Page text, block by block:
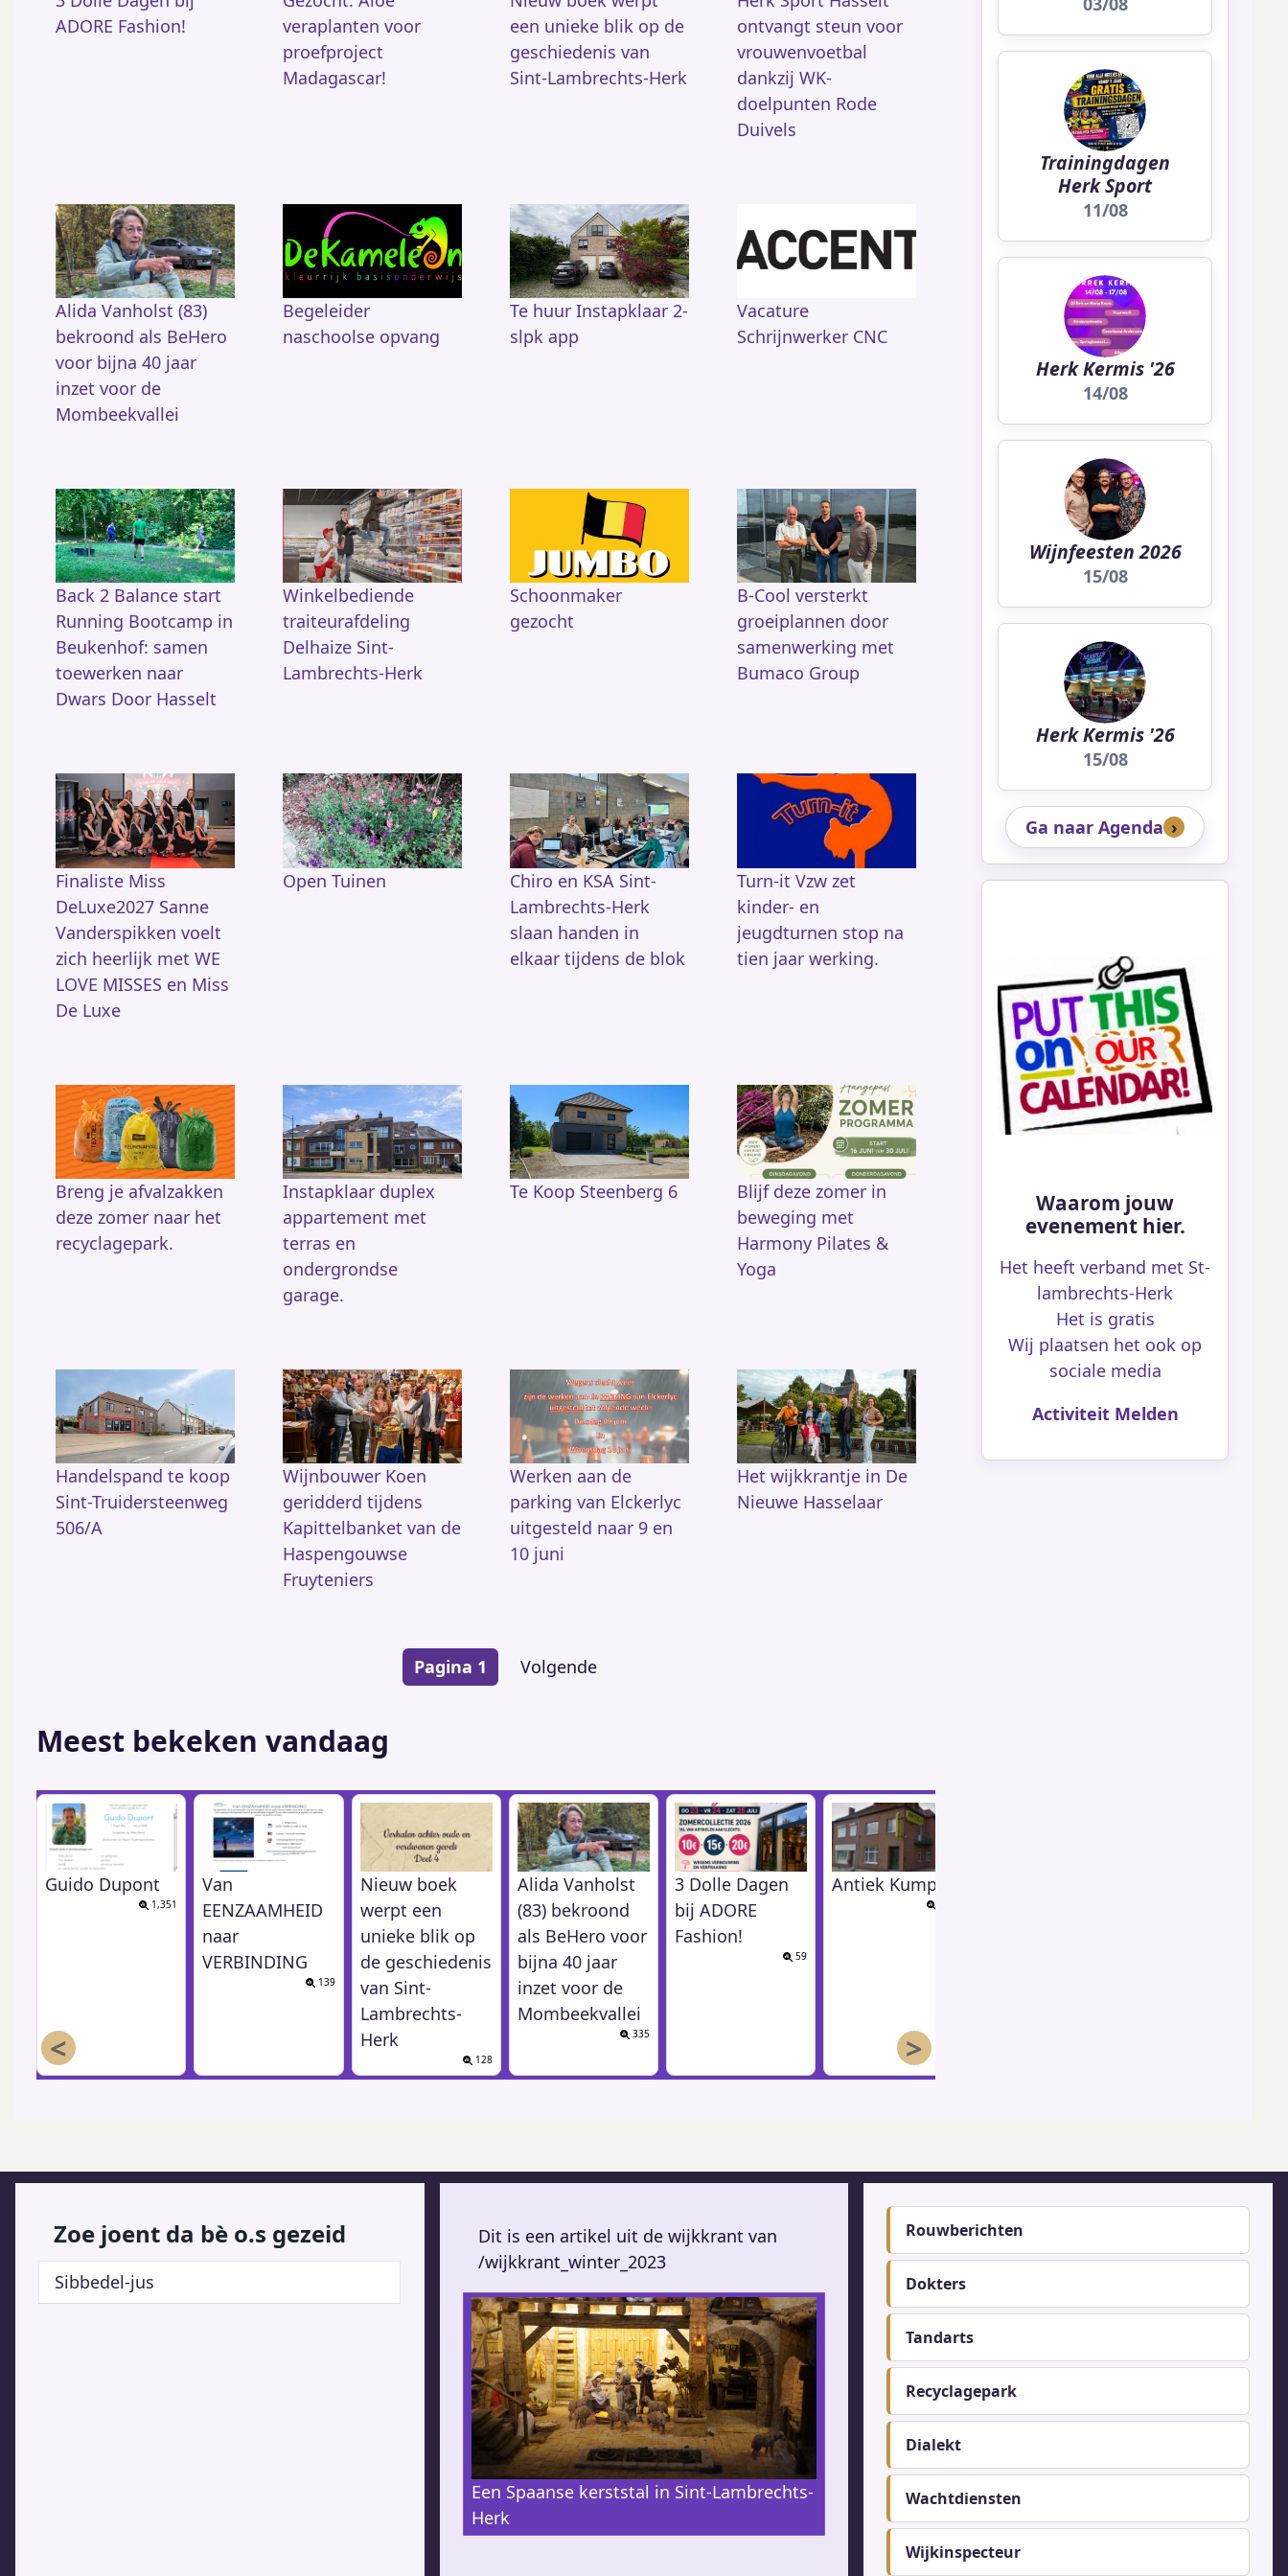
ADORE Fashion!
veraplanten voor
proefproject
Madagascar!
een unieke blik op de
geschiedenis van
Sint-Lambrechts-Herk
ontvangt steun voor
vrouwenvoetbal
dankzij WK-
doelpunten Rode
Duivels
Alida Vanholst (83)
bekroond als BeHero
voor bijna 40 jaar
inzet voor de
Mombeekvallei
Begeleider
naschoolse opvang
Te huur Instapklaar 2-
slpk app
Vacature
Schrijnwerker CNC
Back 2 Balance start
Running Bootcamp in
Beukenhof: samen
toewerken naar
Dwars Door Hasselt
Winkelbediende
traiteurafdeling
Delhaize Sint-
Lambrechts-Herk
Schoonmaker
gezocht
B-Cool versterkt
groeiplannen door
samenwerking met
Bumaco Group
Finaliste Miss
DeLuxe2027 Sanne
Vanderspikken voelt
zich heerlijk met WE
LOVE MISSES en Miss
De Luxe
Open Tuinen
Chiro en KSA Sint-
Lambrechts-Herk
slaan handen in
elkaar tijdens de blok
Turn-it Vzw zet
kinder- en
jeugdturnen stop na
tien jaar werking.
Breng je afvalzakken
deze zomer naar het
recyclagepark.
Instapklaar duplex
appartement met
terras en
ondergrondse
garage.
Te Koop Steenberg 6
Blijf deze zomer in
beweging met
Harmony Pilates &
Yoga
Handelspand te koop
Sint-Truidersteenweg
506/A
Wijnbouwer Koen
geridderd tijdens
Kapittelbanket van de
Haspengouwse
Fruyteniers
Werken aan de
parking van Elckerlyc
uitgesteld naar 9 en
10 juni
Het wijkkrantje in De
Nieuwe Hasselaar
Pagina 1
Volgende
Volgende
Meest bekeken vandaag
Guido Dupont
1,351
Van
EENZAAMHEID
naar
VERBINDING
139
Nieuw boek
werpt een
unieke blik op
de geschiedenis
van Sint-
Lambrechts-
Herk
128
Alida Vanholst
(83) bekroond
als BeHero voor
bijna 40 jaar
inzet voor de
Mombeekvallei
335
3 Dolle Dagen
bij ADORE
Fashion!
59
Antiek Kumpen
< >
Trainingdagen
Herk Sport
11/08
Herk Kermis '26
14/08
Wijnfeesten 2026
15/08
Herk Kermis '26
15/08
Ga naar Agenda
Waarom jouw
evenement hier.
Het heeft verband met St-
lambrechts-Herk
Het is gratis
Wij plaatsen het ook op
sociale media
Activiteit Melden
Zoe joent da bè o.s gezeid
Sibbedel-jus
Dit is een artikel uit de wijkkrant van
/wijkkrant_winter_2023
Een Spaanse kerststal in Sint-Lambrechts-
Herk
Footer-
menu
Rouwberichten
Dokters
Tandarts
Recyclagepark
Dialekt
Wachtdiensten
Wijkinspecteur